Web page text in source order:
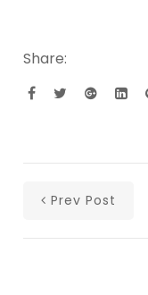
Share:
Prev Post